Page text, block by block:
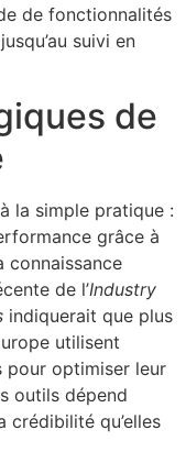
de fonctionnalités
suivi en
de
la simple pratique :
grâce à
connaissance
de l’Industry
indiquerait que plus
utilisent
pour optimiser leur
outils dépend
qu’elles